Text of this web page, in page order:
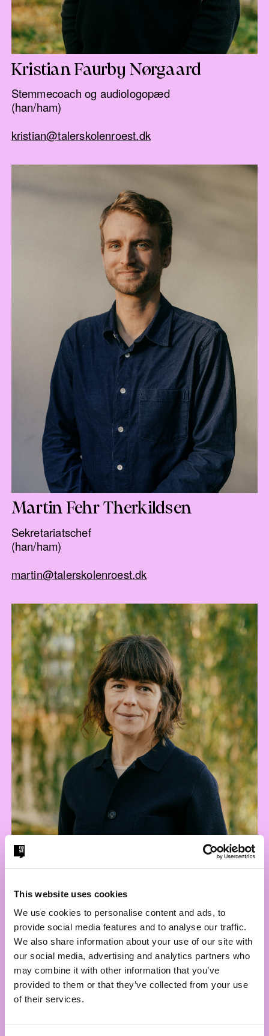
This website uses cookies
We use cookies to personalise content and ads, to
provide social media features and to analyse our traffic.
We also share information about your use of our site with
our social media, advertising and analytics partners who
may combine it with other information that you’ve
provided to them or that they’ve collected from your use
of their services.
Kristian Faurby Nørgaard
Stemmecoach og audiologopæd
(han/ham)
kristian@talerskolenroest.dk
Martin Fehr Therkildsen
Sekretariatschef
(han/ham)
martin@talerskolenroest.dk
Pia Beltoft
Chef for strategi og kommunikation
(hun/hende)